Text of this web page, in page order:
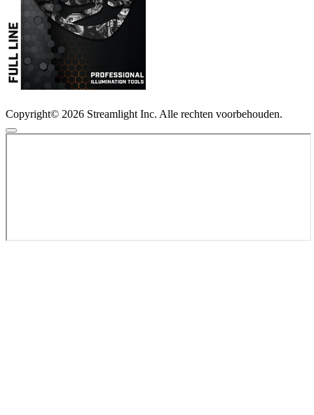
Copyright© 2026 Streamlight Inc. Alle rechten voorbehouden.